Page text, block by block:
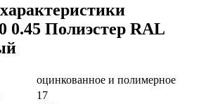
0.45 Полиэстер RAL
оцинкованное и полимерное
17